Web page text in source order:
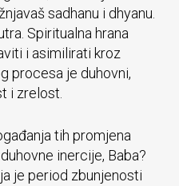
sadhanu i dhyanu.
Spiritualna hrana
i asimilirati kroz
procesa je duhovni,
i zrelost.
tih promjena
inercije, Baba?
je period zbunjenosti